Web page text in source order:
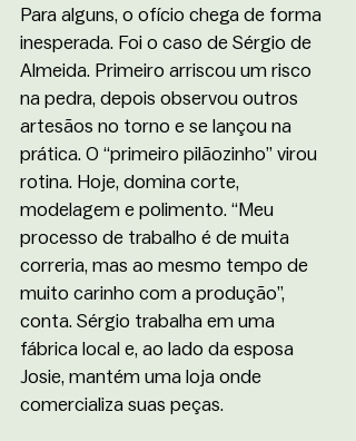
Para alguns, o ofício chega de forma
inesperada. Foi o caso de Sérgio de
Almeida. Primeiro arriscou um risco
na pedra, depois observou outros
artesãos no torno e se lançou na
prática. O “primeiro pilãozinho” virou
rotina. Hoje, domina corte,
modelagem e polimento. “Meu
processo de trabalho é de muita
correria, mas ao mesmo tempo de
muito carinho com a produção”,
conta. Sérgio trabalha em uma
fábrica local e, ao lado da esposa
Josie, mantém uma loja onde
comercializa suas peças.